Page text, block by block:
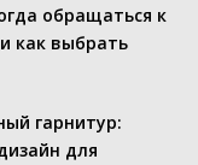
обращаться к
как выбрать
гарнитур:
для